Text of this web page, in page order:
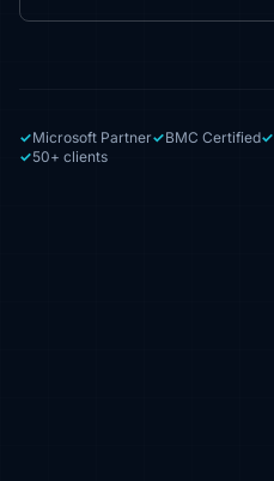
Microsoft Partner BMC Certified
50+ clients